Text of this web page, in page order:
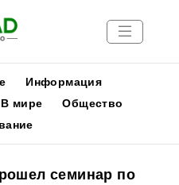
Информация
В мире
Общество
семинар по